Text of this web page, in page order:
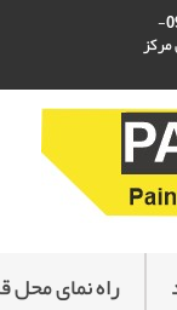
09902886480-
مرکز
راه نمای محل